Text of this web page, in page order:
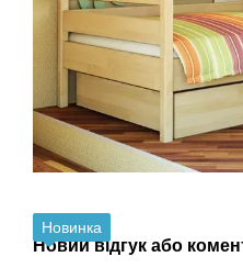
Новинка
Новий відгук або